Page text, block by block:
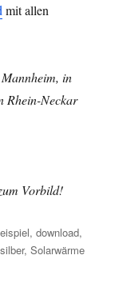
mit allen
in
Rhein-Neckar
Vorbild!
,download,
,Solarwärme